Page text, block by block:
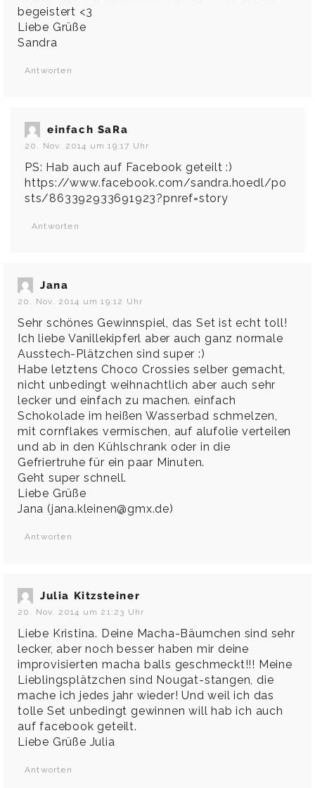
begeistert <3
Liebe Grüße
Sandra
Antworten
einfach SaRa
20. Nov. 2014 um 19:17 Uhr
PS: Hab auch auf Facebook geteilt :)
https://www.facebook.com/sandra.hoedl/po
sts/863392933691923?pnref=story
Antworten
Jana
20. Nov. 2014 um 19:12 Uhr
Sehr schönes Gewinnspiel, das Set ist echt toll!
Ich liebe Vanillekipferl aber auch ganz normale
Ausstech-Plätzchen sind super :)
Habe letztens Choco Crossies selber gemacht,
nicht unbedingt weihnachtlich aber auch sehr
lecker und einfach zu machen. einfach
Schokolade im heißen Wasserbad schmelzen,
mit cornflakes vermischen, auf alufolie verteilen
und ab in den Kühlschrank oder in die
Gefriertruhe für ein paar Minuten.
Geht super schnell.
Liebe Grüße
Jana (jana.kleinen@gmx.de)
Antworten
Julia Kitzsteiner
20. Nov. 2014 um 21:23 Uhr
Liebe Kristina. Deine Macha-Bäumchen sind sehr
lecker, aber noch besser haben mir deine
improvisierten macha balls geschmeckt!!! Meine
Lieblingsplätzchen sind Nougat-stangen, die
mache ich jedes jahr wieder! Und weil ich das
tolle Set unbedingt gewinnen will hab ich auch
auf facebook geteilt.
Liebe Grüße Julia
Antworten